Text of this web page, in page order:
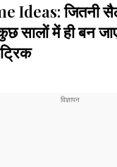
Ideas: जितनी
सालों में ही बन